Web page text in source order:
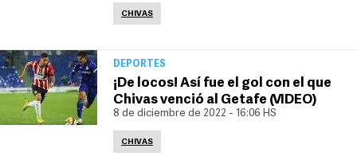
CHIVAS
DEPORTES
¡De locos! Así fue el gol con el que
Chivas venció al Getafe (VIDEO)
8 de diciembre de 2022 - 16:06 HS
CHIVAS